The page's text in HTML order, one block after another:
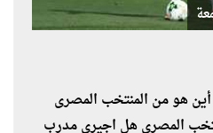
أين هو من المنتخب المصرى
المصرى هل اجيرى مدرب